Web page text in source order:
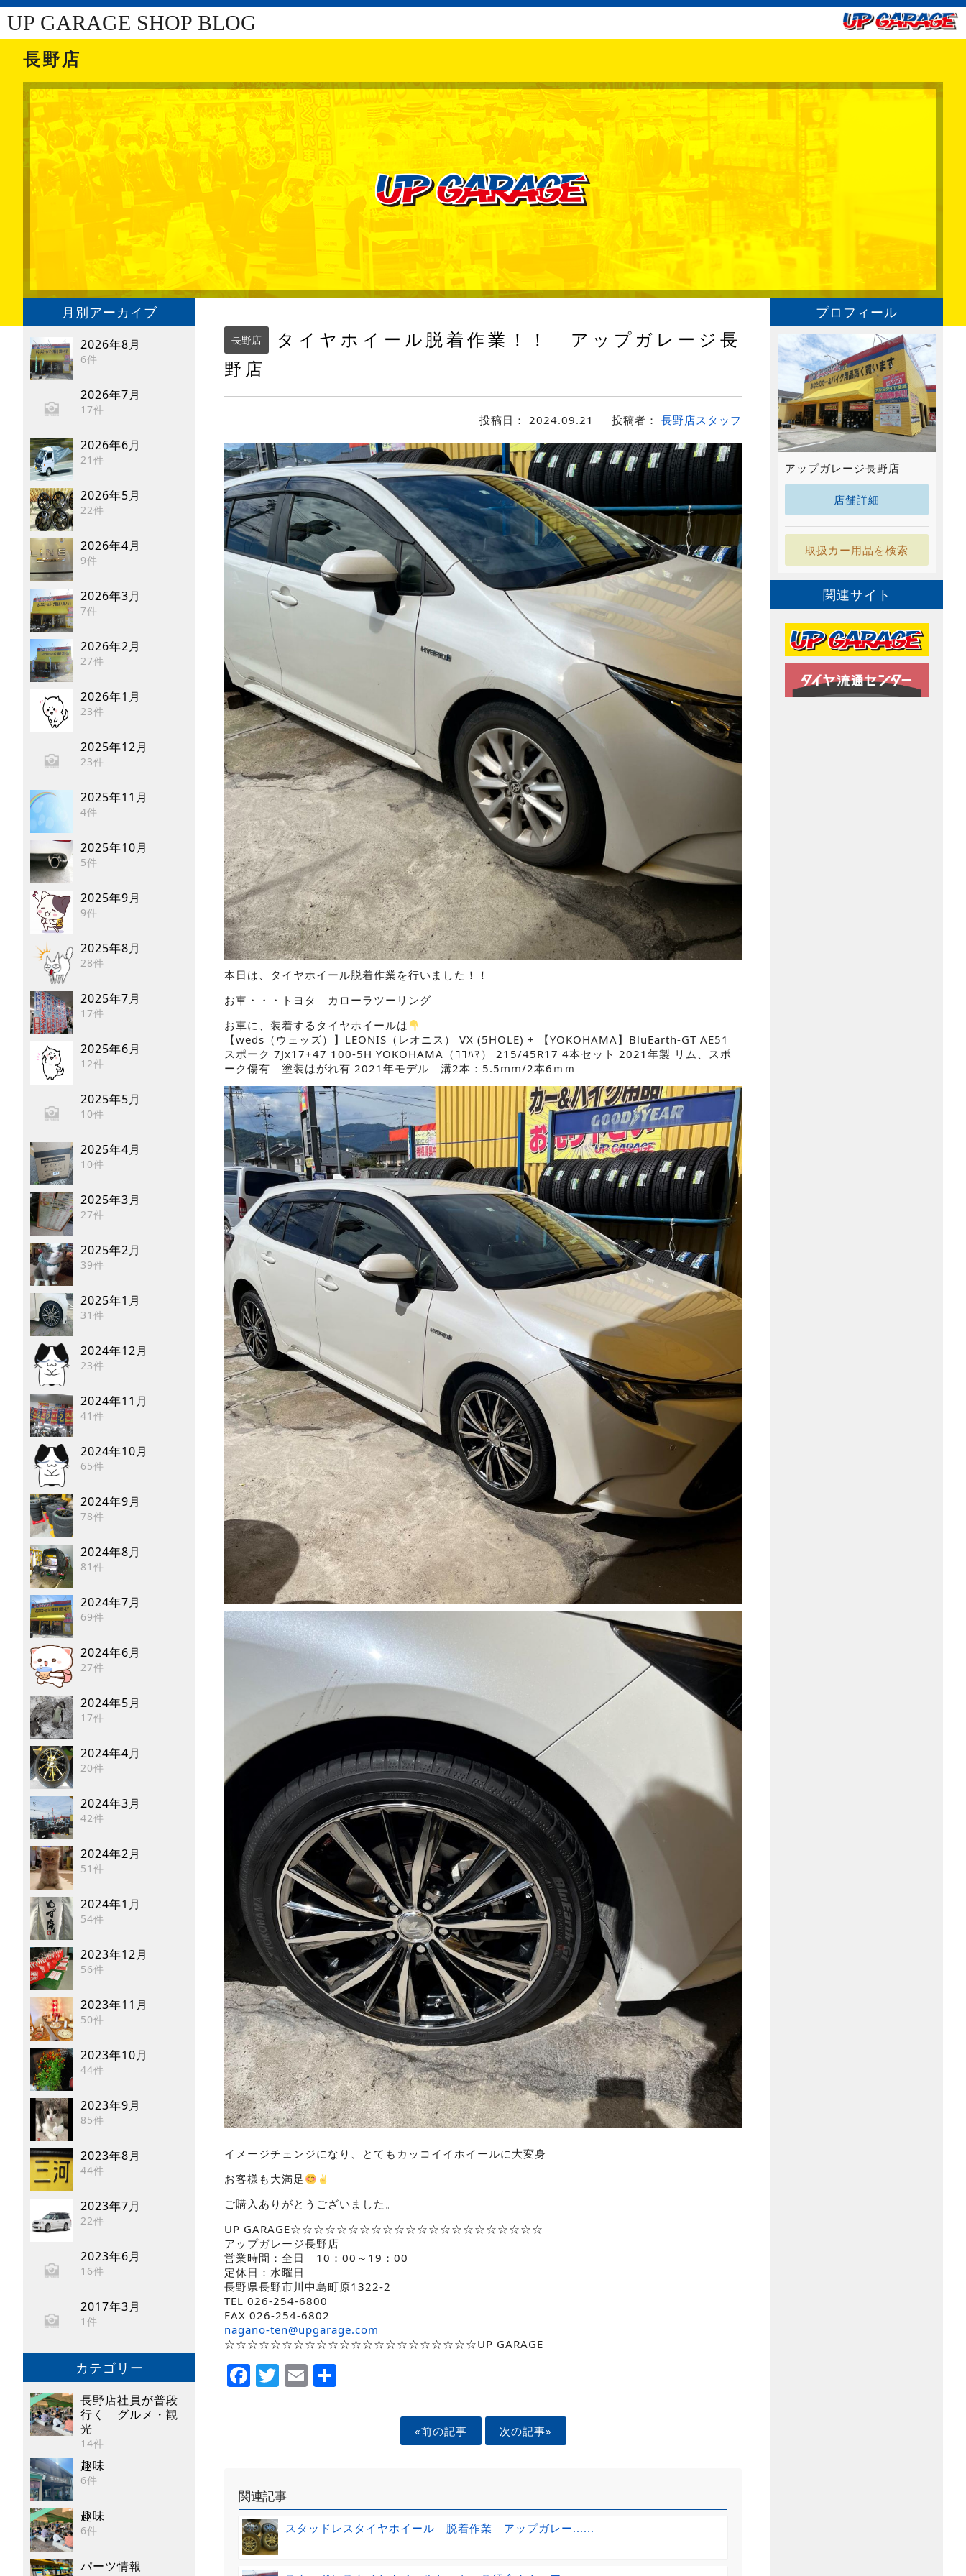
UP GARAGE SHOP BLOG
長野店
月別アーカイブ
2026年8月
6件
2026年7月
17件
2026年6月
21件
2026年5月
22件
2026年4月
9件
2026年3月
7件
2026年2月
27件
2026年1月
23件
2025年12月
23件
2025年11月
4件
2025年10月
5件
2025年9月
9件
2025年8月
28件
2025年7月
17件
2025年6月
12件
2025年5月
10件
2025年4月
10件
2025年3月
27件
2025年2月
39件
2025年1月
31件
2024年12月
23件
2024年11月
41件
2024年10月
65件
2024年9月
78件
2024年8月
81件
2024年7月
69件
2024年6月
27件
2024年5月
17件
2024年4月
20件
2024年3月
42件
2024年2月
51件
2024年1月
54件
2023年12月
56件
2023年11月
50件
2023年10月
44件
2023年9月
85件
2023年8月
44件
2023年7月
22件
2023年6月
16件
2017年3月
1件
カテゴリー
長野店社員が普段
行く グルメ・観
光
14件
趣味
6件
趣味
6件
パーツ情報
長野店
タイヤホイール脱着作業！！ アップガレージ長
野店
投稿日： 2024.09.21 投稿者： 長野店スタッフ
本日は、タイヤホイール脱着作業を行いました！！
お車・・・トヨタ カローラツーリング
お車に、装着するタイヤホイールは
【weds（ウェッズ）】LEONIS（レオニス） VX (5HOLE) + 【YOKOHAMA】BluEarth-GT AE51
スポーク 7Jx17+47 100-5H YOKOHAMA（ﾖｺﾊﾏ） 215/45R17 4本セット 2021年製 リム、スポ
ーク傷有 塗装はがれ有 2021年モデル 溝2本：5.5mm/2本6ｍｍ
イメージチェンジになり、とてもカッコイイホイールに大変身
お客様も大満足
ご購入ありがとうございました。
UP GARAGE☆☆☆☆☆☆☆☆☆☆☆☆☆☆☆☆☆☆☆☆☆☆
アップガレージ長野店
営業時間：全日 10：00～19：00
定休日：水曜日
長野県長野市川中島町原1322-2
TEL 026-254-6800
FAX 026-254-6802
nagano-ten@upgarage.com
☆☆☆☆☆☆☆☆☆☆☆☆☆☆☆☆☆☆☆☆☆☆UP GARAGE
Facebook
Twitter
Email
«前の記事 次の記事»
関連記事
スタッドレスタイヤホイール 脱着作業 アップガレー......
プロフィール
アップガレージ長野店
店舗詳細
取扱カー用品を検索
関連サイト